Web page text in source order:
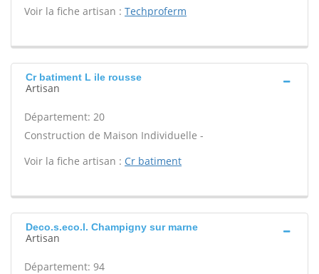
Voir la fiche artisan : Techproferm
Cr batiment L ile rousse
Artisan
Département: 20
Construction de Maison Individuelle -
Voir la fiche artisan : Cr batiment
Deco.s.eco.l. Champigny sur marne
Artisan
Département: 94